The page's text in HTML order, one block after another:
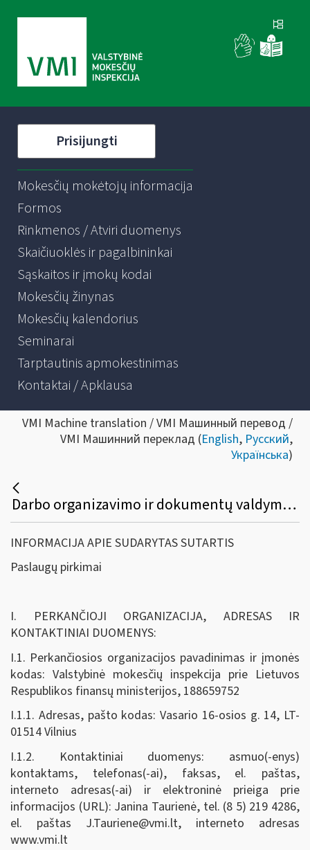
Prisijungti
Mokesčių mokėtojų informacija
Formos
Rinkmenos / Atviri duomenys
Skaičiuoklės ir pagalbininkai
Sąskaitos ir įmokų kodai
Mokesčių žinynas
Mokesčių kalendorius
Seminarai
Tarptautinis apmokestinimas
Kontaktai / Apklausa
VMI Machine translation / VMI Машинный перевод /
VMI Машинний переклад (English, Русский,
Українська)
Darbo organizavimo ir dokumentų valdymo informacinės sistemos (DODVS) palaikymo paslaugų viešasis pirkimas
INFORMACIJA APIE SUDARYTAS SUTARTIS
Paslaugų pirkimai
I. PERKANČIOJI ORGANIZACIJA, ADRESAS IR
KONTAKTINIAI DUOMENYS:
I.1. Perkančiosios organizacijos pavadinimas ir įmonės
kodas: Valstybinė mokesčių inspekcija prie Lietuvos
Respublikos finansų ministerijos, 188659752
I.1.1. Adresas, pašto kodas: Vasario 16-osios g. 14, LT-
01514 Vilnius
I.1.2. Kontaktiniai duomenys: asmuo(-enys)
kontaktams, telefonas(-ai), faksas, el. paštas,
interneto adresas(-ai) ir elektroninė prieiga prie
informacijos (URL): Janina Taurienė, tel. (8 5) 219 4286,
el. paštas J.Tauriene@vmi.lt, interneto adresas
www.vmi.lt